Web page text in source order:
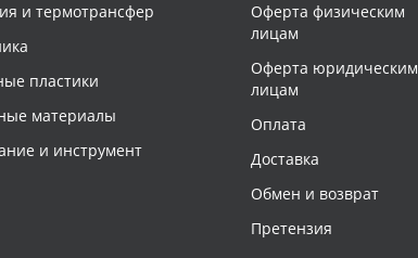
и термотрансфер
пластики
материалы
и инструмент
Оферта физическим
лицам
Оферта юридическим
лицам
Оплата
Доставка
Обмен и возврат
Претензия